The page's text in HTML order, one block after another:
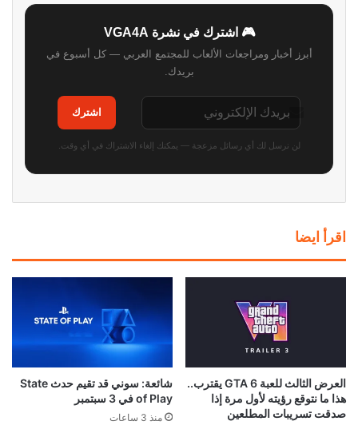
🎮 اشترك في نشرة VGA4A
أبرز أخبار ومراجعات الألعاب للمجتمع العربي — كل أسبوع في
بريدك.
اشترك
لن نرسل لك أي رسائل مزعجة — يمكنك إلغاء الاشتراك في أي وقت.
اقرأ ايضا
العرض الثالث للعبة GTA 6 يقترب..
هذا ما نتوقع رؤيته لأول مرة إذا
صدقت تسريبات المطلعين
شائعة: سوني قد تقيم حدث State
of Play في 3 سبتمبر
منذ 3 ساعات